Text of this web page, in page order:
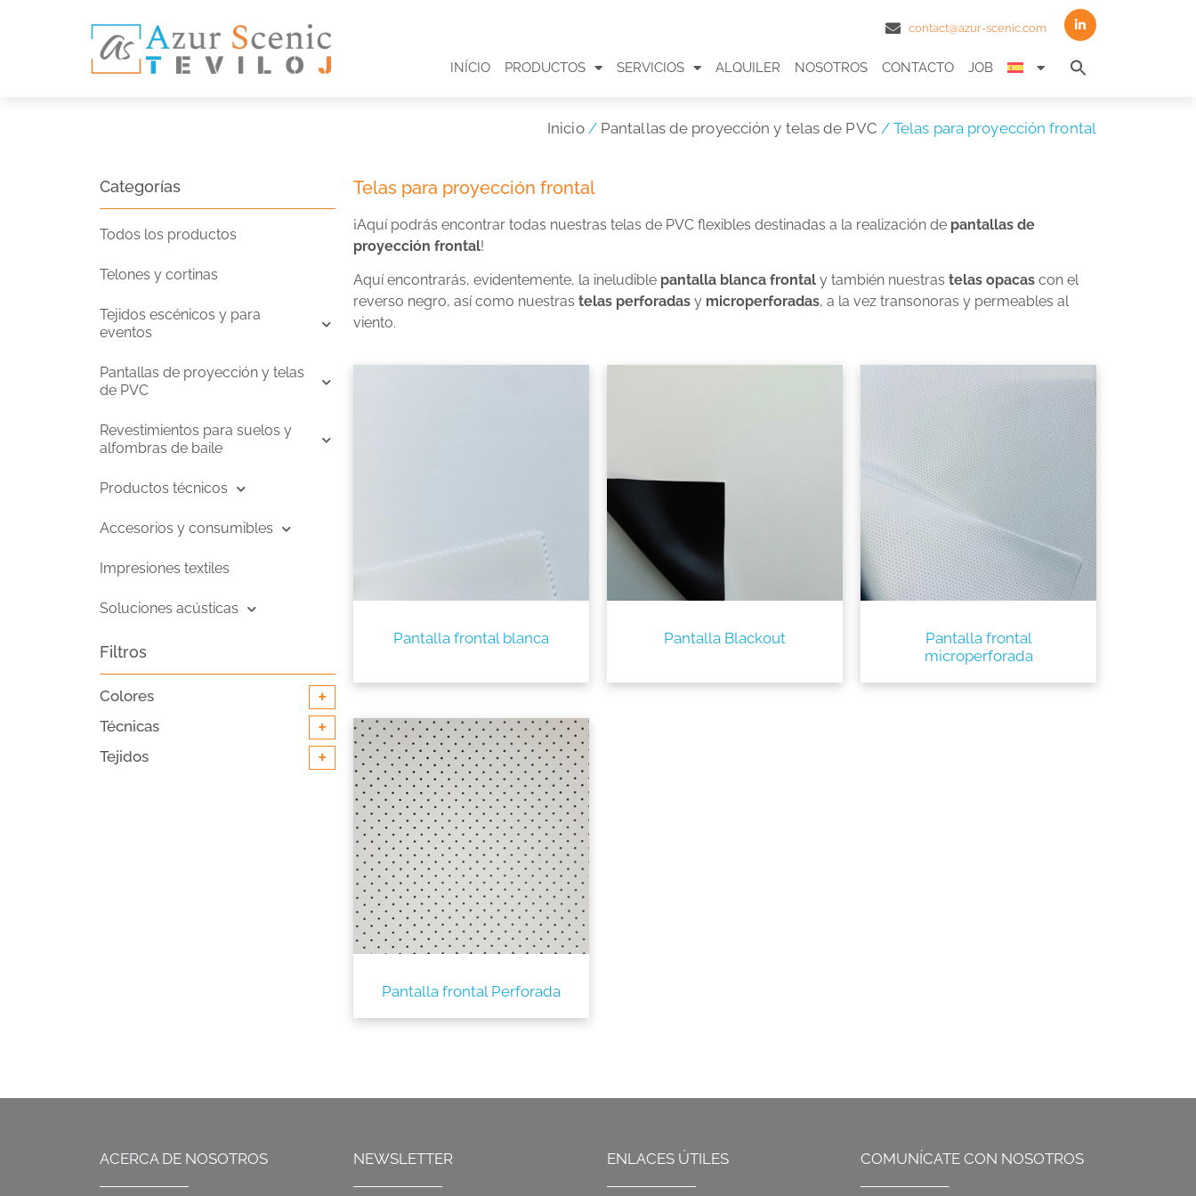
contact@azur-scenic.com
INÍCIO PRODUCTOS SERVICIOS ALQUILER NOSOTROS CONTACTO JOB
Inicio/ Pantallas de proyección y telas de PVC / Telas para proyección frontal
Categorías
Todos los productos
Telones y cortinas
Tejidos escénicos y para
eventos
Pantallas de proyección y telas
de PVC
Revestimientos para suelos y
alfombras de baile
Productos técnicos
Accesorios y consumibles
Impresiones textiles
Soluciones acústicas
Filtros
Colores +
Técnicas +
Tejidos +
Telas para proyección frontal
¡Aquí podrás encontrar todas nuestras telas de PVC flexibles destinadas a la realización de pantallas de
proyección frontal!
Aquí encontrarás, evidentemente, la ineludible pantalla blanca frontal y también nuestras telas opacas con el
reverso negro, así como nuestras telas perforadas y microperforadas, a la vez transonoras y permeables al
viento.
Pantalla frontal blanca Pantalla Blackout
Pantalla frontal
microperforada
Pantalla frontal Perforada
ACERCA DE NOSOTROS NEWSLETTER ENLACES ÚTILES COMUNÍCATE CON NOSOTROS